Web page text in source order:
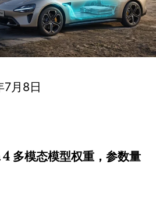
月8日
多模态模型权重，参数量